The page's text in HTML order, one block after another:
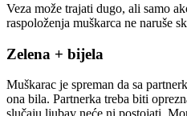
Veza može trajati dugo, ali samo
raspoloženja muškarca ne naruše
Zelena + bijela
Muškarac je spreman da sa
ona bila. Partnerka treba biti